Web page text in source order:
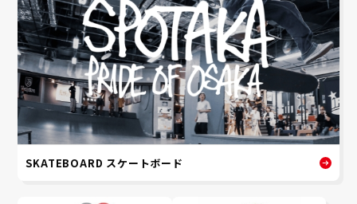
SKATEBOARD スケートボード